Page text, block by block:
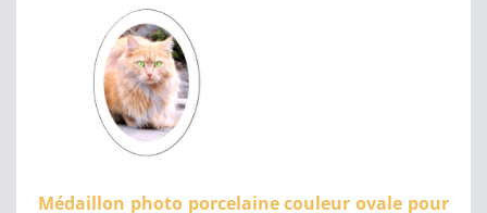
Médaillon photo porcelaine couleur ovale pour